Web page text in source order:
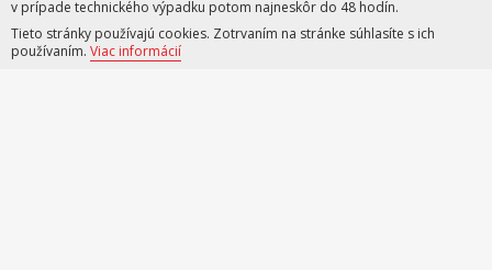
v prípade technického výpadku potom najneskôr do 48 hodín.
Tieto stránky používajú cookies. Zotrvaním na stránke súhlasíte s ich
používaním. Viac informácií